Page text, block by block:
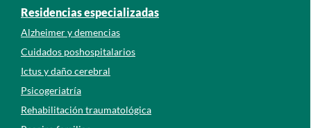
Residencias especializadas
Alzheimer y demencias
Cuidados poshospitalarios
Ictus y daño cerebral
Psicogeriatría
Rehabilitación traumatológica